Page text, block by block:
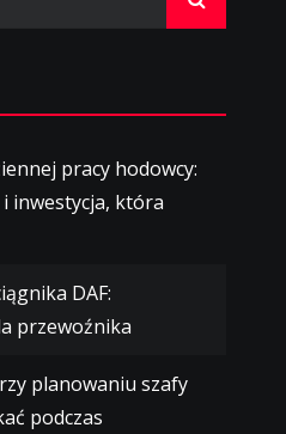
pracy hodowcy:
inwestycja, która
DAF:
przewoźnika
planowaniu szafy
podczas